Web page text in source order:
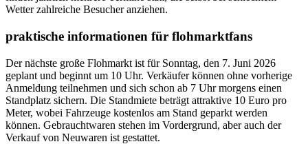
Wetter zahlreiche Besucher anziehen.
praktische informationen für flohmarktfans
Der nächste große Flohmarkt ist für Sonntag, den 7. Juni 2026
geplant und beginnt um 10 Uhr. Verkäufer können ohne vorherige
Anmeldung teilnehmen und sich schon ab 7 Uhr morgens einen
Standplatz sichern. Die Standmiete beträgt attraktive 10 Euro pro
Meter, wobei Fahrzeuge kostenlos am Stand geparkt werden
können. Gebrauchtwaren stehen im Vordergrund, aber auch der
Verkauf von Neuwaren ist gestattet.